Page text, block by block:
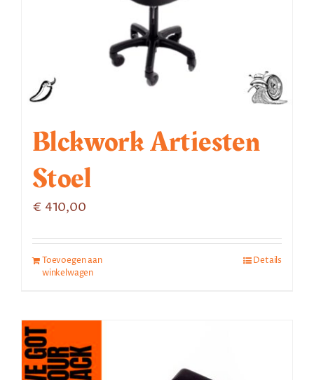
Blckwork Artiesten
Stoel
€ 410,00
Toevoegen aan
winkelwagen
Details